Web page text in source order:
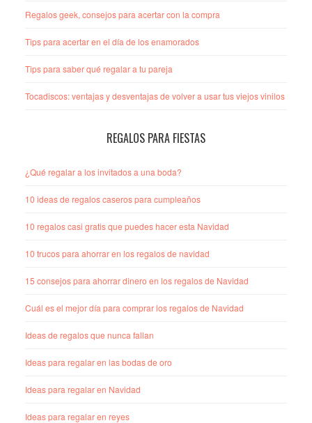
Regalos geek, consejos para acertar con la compra
Tips para acertar en el día de los enamorados
Tips para saber qué regalar a tu pareja
Tocadiscos: ventajas y desventajas de volver a usar tus viejos vinilos
REGALOS PARA FIESTAS
¿Qué regalar a los invitados a una boda?
10 ideas de regalos caseros para cumpleaños
10 regalos casi gratis que puedes hacer esta Navidad
10 trucos para ahorrar en los regalos de navidad
15 consejos para ahorrar dinero en los regalos de Navidad
Cuál es el mejor día para comprar los regalos de Navidad
Ideas de regalos que nunca fallan
Ideas para regalar en las bodas de oro
Ideas para regalar en Navidad
Ideas para regalar en reyes